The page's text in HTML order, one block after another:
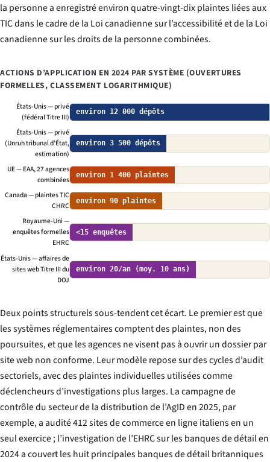
la personne a enregistré environ quatre-vingt-dix plaintes liées aux
TIC dans le cadre de la Loi canadienne sur l’accessibilité et de la Loi
canadienne sur les droits de la personne combinées.
ACTIONS D’APPLICATION EN 2024 PAR SYSTÈME (OUVERTURES
FORMELLES, CLASSEMENT LOGARITHMIQUE)
États-Unis — privé
(fédéral Titre III)
environ 12 000 dépôts
États-Unis — privé
(Unruh tribunal d’État,
estimation)
environ 3 500 dépôts
UE — EAA, 27 agences
combinées
environ 1 400 plaintes
Canada — plaintes TIC
CHRC
environ 90 plaintes
Royaume-Uni —
enquêtes formelles
EHRC
<15 enquêtes
États-Unis — affaires de
sites web Titre III du
DOJ
environ 20/an (moy. 10 ans)
Deux points structurels sous-tendent cet écart. Le premier est que
les systèmes réglementaires comptent des plaintes, non des
poursuites, et que les agences ne visent pas à ouvrir un dossier par
site web non conforme. Leur modèle repose sur des cycles d’audit
sectoriels, avec des plaintes individuelles utilisées comme
déclencheurs d’investigations plus larges. La campagne de
contrôle du secteur de la distribution de l’AgID en 2025, par
exemple, a audité 412 sites de commerce en ligne italiens en un
seul exercice ; l’investigation de l’EHRC sur les banques de détail en
2024 a couvert les huit principales banques de détail britanniques